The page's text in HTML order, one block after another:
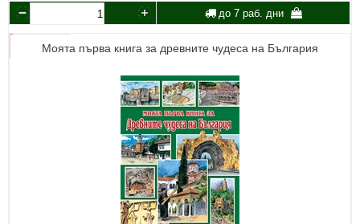
до 7 раб. дни
Моята първа книга за древните чудеса на България